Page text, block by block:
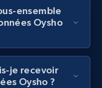
ensemble
Oysho
je recevoir
Oysho ?